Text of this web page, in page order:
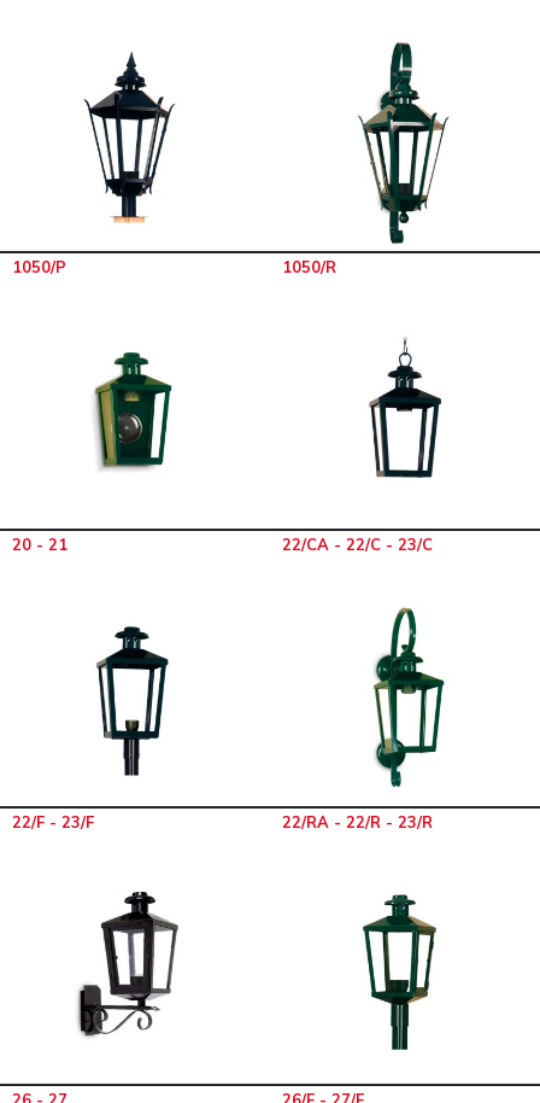
1050/P 1050/R
20 - 21 22/CA - 22/C - 23/C
22/F - 23/F 22/RA - 22/R - 23/R